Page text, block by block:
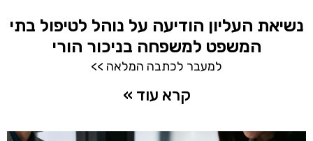
נשיאת העליון הודיעה על נוהל לטיפול בתי
המשפט למשפחה בניכור הורי
למעבר לכתבה המלאה >>
קרא עוד »